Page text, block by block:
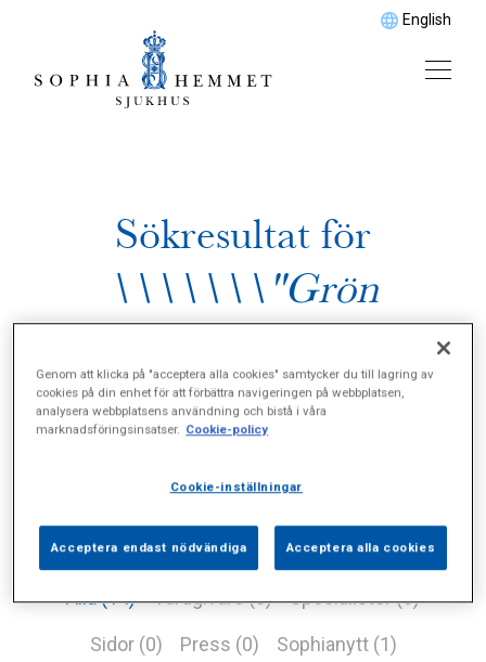
English
Sökresultat för
\\\\\\\"Grön
Alla (14) Vårdgivare (0) Specialister (0)
Sidor (0) Press (0) Sophianytt (1)
Genom att klicka på "acceptera alla cookies" samtycker du till lagring av
cookies på din enhet för att förbättra navigeringen på webbplatsen,
analysera webbplatsens användning och bistå i våra
marknadsföringsinsatser. Cookie-policy
Cookie-inställningar
Acceptera endast nödvändiga Acceptera alla cookies